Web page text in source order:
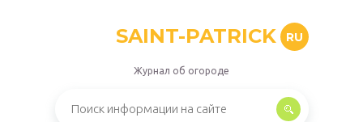
SAINT-PATRICK RU
Журнал об огороде